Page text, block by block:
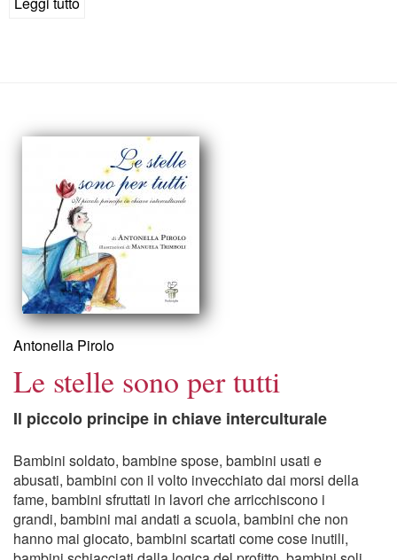
Antonella Pirolo
Le stelle sono per tutti
Il piccolo principe in chiave interculturale
Bambini soldato, bambine spose, bambini usati e
abusati, bambini con il volto invecchiato dai morsi della
fame, bambini sfruttati in lavori che arricchiscono i
grandi, bambini mai andati a scuola, bambini che non
hanno mai giocato, bambini scartati come cose inutili,